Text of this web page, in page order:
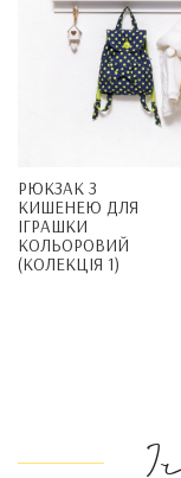
РЮКЗАК З
КИШЕНЕЮ ДЛЯ
ІГРАШКИ
КОЛЬОРОВИЙ
(КОЛЕКЦІЯ 1)